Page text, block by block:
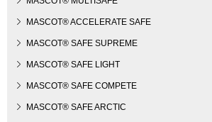
MASCOT® ACCELERATE SAFE
MASCOT® SAFE SUPREME
MASCOT® SAFE LIGHT
MASCOT® SAFE COMPETE
MASCOT® SAFE ARCTIC